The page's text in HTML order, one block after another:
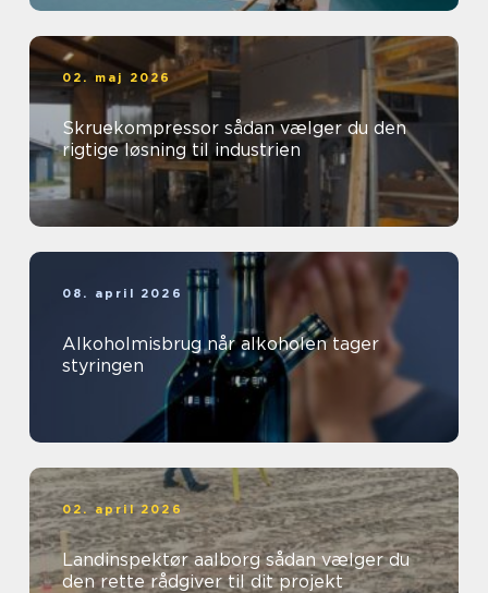
02. maj 2026
Skruekompressor sådan vælger du den
rigtige løsning til industrien
08. april 2026
Alkoholmisbrug når alkoholen tager
styringen
02. april 2026
Landinspektør aalborg sådan vælger du
den rette rådgiver til dit projekt